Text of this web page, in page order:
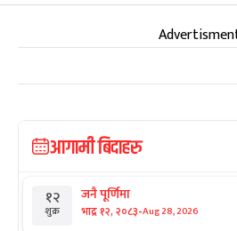
आगामी बिदाहरु
१२
शुक्र
जनै पूर्णिमा
भाद्र १२, २०८३-Aug 28, 2026